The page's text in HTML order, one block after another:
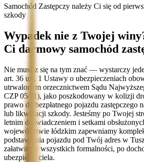
Samochód Zastępczy należy Ci się od
szkody
Wypadek nie z Twojej
Ci darmowy samochód
Nie musisz się na tym znać — wystarczy
art. 36 ust. 1 Ustawy o ubezpieczeniach
utrwalonym orzecznictwem Sądu
CZP 05/11), jako poszkodowany w kolizji
prawo do bezpłatnego pojazdu zastępczego
lub likwidacji szkody. Jesteśmy po Twojej
letnim doświadczeniem i setkami
województwie łódzkim zapewniamy
podstawienia pojazdu pod Twój adres w
załatwienie wszystkich formalności, po
ubezpieczyciela.